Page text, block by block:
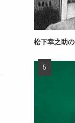
松下幸之助